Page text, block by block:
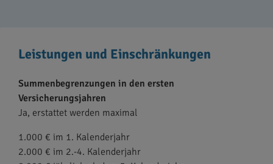
Leistungen und Einschränkungen
Summenbegrenzungen in den ersten
Versicherungsjahren
Ja, erstattet werden maximal
1.000 € im 1. Kalenderjahr
2.000 € im 2.-4. Kalenderjahr